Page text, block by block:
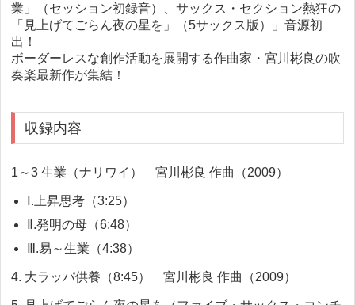
業」（セッション初録音）、サックス・セクション熱狂の
「見上げてごらん夜の星を」（5サックス版）」音源初
出！
ボーダーレスな創作活動を展開する作曲家・宮川彬良の吹
奏楽最新作が集結！
収録内容
1～3 生業（ナリワイ） 宮川彬良 作曲（2009）
Ⅰ.上昇思考（3:25）
Ⅱ.発明の母（6:48）
Ⅲ.易～生業（4:38）
4. 大ラッパ供養（8:45） 宮川彬良 作曲（2009）